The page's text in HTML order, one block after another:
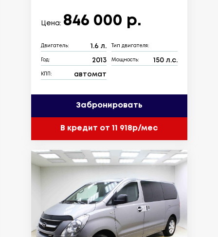
Цена: 846 000 р.
Двигатель: 1.6 л. Тип двигателя:
Год: 2013 Мощность: 150 л.с.
КПП: автомат
Забронировать
В кредит от 11 918р/мес